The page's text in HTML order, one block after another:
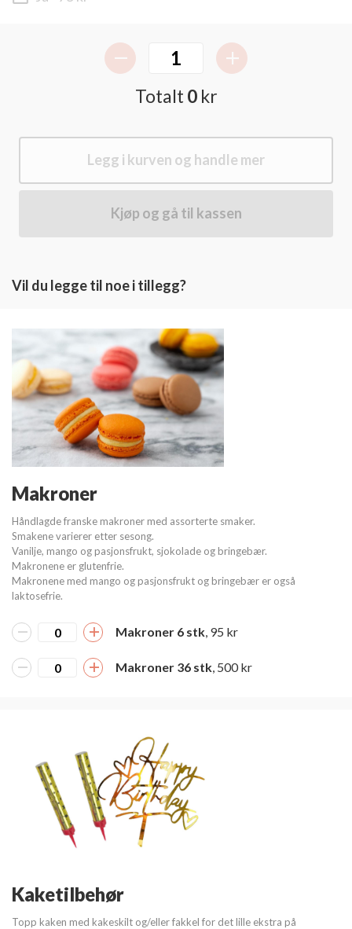
Totalt 0kr
Legg i kurven og handle mer
Kjøp og gå til kassen
Vil du legge til noe i tillegg?
Makroner
Håndlagde franske makroner med assorterte smaker.
Smakene varierer etter sesong.
Vanilje, mango og pasjonsfrukt, sjokolade og bringebær.
Makronene er glutenfrie.
Makronene med mango og pasjonsfrukt og bringebær er også
laktosefrie.
Makroner 6 stk , 95 kr
Makroner 36 stk , 500 kr
Kaketilbehør
Topp kaken med kakeskilt og/eller fakkel for det lille ekstra på